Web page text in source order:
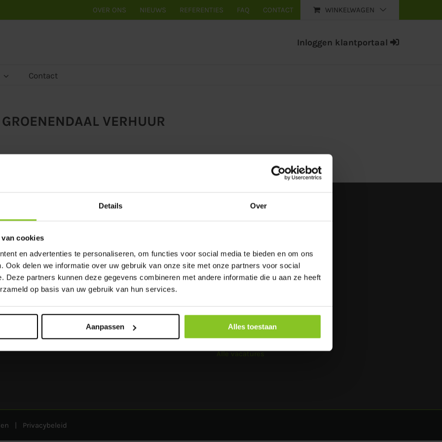
Details Over
cookies
en advertenties te personaliseren, om functies voor social media te bieden en om ons
Ook delen we informatie over uw gebruik van onze site met onze partners voor social
Deze partners kunnen deze gegevens combineren met andere informatie die u aan ze heeft
op basis van uw gebruik van hun services.
Aanpassen Alles toestaan
OVER ONS NIEUWS REFERENTIES FAQ CONTACT WINKELWAGEN
Inloggen klantportaal
Contact
VERHUUR
Lange verhuur
Toiletcabine / Dixie huren
-Mobiele badkamers
Korte verhuur
-Toiletten
-Plaszuilen
Algemene voorwaarden
BUITENLAND
VACATURES
Alle vacatures
| Privacybeleid